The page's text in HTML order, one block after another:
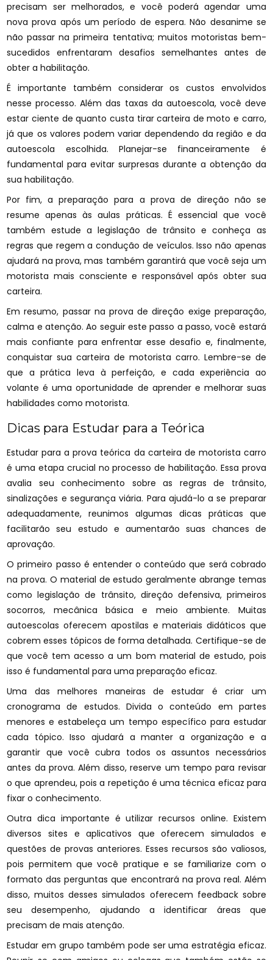
precisam ser melhorados, e você poderá agendar uma
nova prova após um período de espera. Não desanime se
não passar na primeira tentativa; muitos motoristas bem-
sucedidos enfrentaram desafios semelhantes antes de
obter a habilitação.
É importante também considerar os custos envolvidos
nesse processo. Além das taxas da autoescola, você deve
estar ciente de quanto custa tirar carteira de moto e carro,
já que os valores podem variar dependendo da região e da
autoescola escolhida. Planejar-se financeiramente é
fundamental para evitar surpresas durante a obtenção da
sua habilitação.
Por fim, a preparação para a prova de direção não se
resume apenas às aulas práticas. É essencial que você
também estude a legislação de trânsito e conheça as
regras que regem a condução de veículos. Isso não apenas
ajudará na prova, mas também garantirá que você seja um
motorista mais consciente e responsável após obter sua
carteira.
Em resumo, passar na prova de direção exige preparação,
calma e atenção. Ao seguir este passo a passo, você estará
mais confiante para enfrentar esse desafio e, finalmente,
conquistar sua carteira de motorista carro. Lembre-se de
que a prática leva à perfeição, e cada experiência ao
volante é uma oportunidade de aprender e melhorar suas
habilidades como motorista.
Dicas para Estudar para a Teórica
Estudar para a prova teórica da carteira de motorista carro
é uma etapa crucial no processo de habilitação. Essa prova
avalia seu conhecimento sobre as regras de trânsito,
sinalizações e segurança viária. Para ajudá-lo a se preparar
adequadamente, reunimos algumas dicas práticas que
facilitarão seu estudo e aumentarão suas chances de
aprovação.
O primeiro passo é entender o conteúdo que será cobrado
na prova. O material de estudo geralmente abrange temas
como legislação de trânsito, direção defensiva, primeiros
socorros, mecânica básica e meio ambiente. Muitas
autoescolas oferecem apostilas e materiais didáticos que
cobrem esses tópicos de forma detalhada. Certifique-se de
que você tem acesso a um bom material de estudo, pois
isso é fundamental para uma preparação eficaz.
Uma das melhores maneiras de estudar é criar um
cronograma de estudos. Divida o conteúdo em partes
menores e estabeleça um tempo específico para estudar
cada tópico. Isso ajudará a manter a organização e a
garantir que você cubra todos os assuntos necessários
antes da prova. Além disso, reserve um tempo para revisar
o que aprendeu, pois a repetição é uma técnica eficaz para
fixar o conhecimento.
Outra dica importante é utilizar recursos online. Existem
diversos sites e aplicativos que oferecem simulados e
questões de provas anteriores. Esses recursos são valiosos,
pois permitem que você pratique e se familiarize com o
formato das perguntas que encontrará na prova real. Além
disso, muitos desses simulados oferecem feedback sobre
seu desempenho, ajudando a identificar áreas que
precisam de mais atenção.
Estudar em grupo também pode ser uma estratégia eficaz.